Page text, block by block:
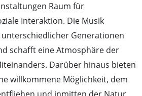
Raum für
Interaktion. Die Musik
Generationen
schafft eine Atmosphäre der
Darüber hinaus bieten
willkommene Möglichkeit, dem